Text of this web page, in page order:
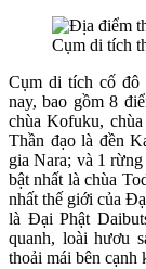
Cụm di tích
Cụm di tích cố đô
nay, bao gồm 8
chùa Kofuku,
Thần đạo là đền
gia Nara; và 1
bật nhất là chùa
nhất thế giới của
là Đại Phật
quanh, loài hươu
thoải mái bên cạnh